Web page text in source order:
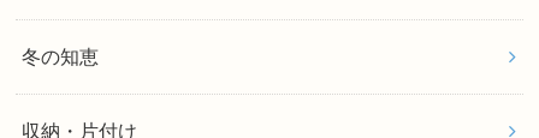
冬の知恵
収納・片付け